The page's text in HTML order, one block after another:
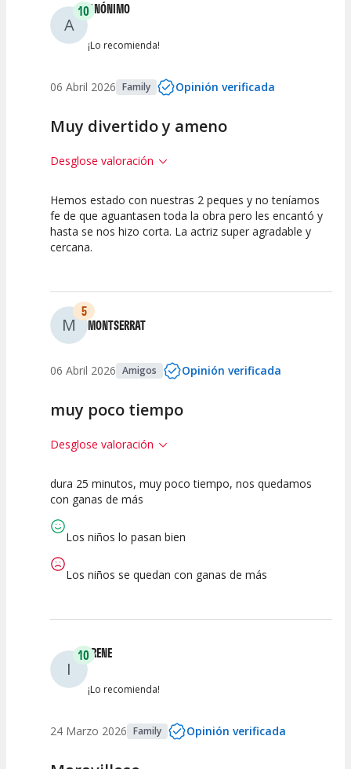
A
10ANÓNIMO
¡Lo recomienda!
06 Abril 2026 Family Opinión verificada
Muy divertido y ameno
Desglose valoración
10
Calidad del
Espectáculo
10
Puesta en
10
Interpretación
Hemos estado con nuestras 2 peques y no teníamos
fe de que aguantasen toda la obra pero les encantó y
hasta se nos hizo corta. La actriz super agradable y
cercana.
M
5
MONTSERRAT
06 Abril 2026 Amigos Opinión verificada
muy poco tiempo
Desglose valoración
5
Espectáculo
5 5
dura 25 minutos, muy poco tiempo, nos quedamos
con ganas de más
Los niños lo pasan bien
Los niños se quedan con ganas de más
I
10IRENE
¡Lo recomienda!
24 Marzo 2026 Family Opinión verificada